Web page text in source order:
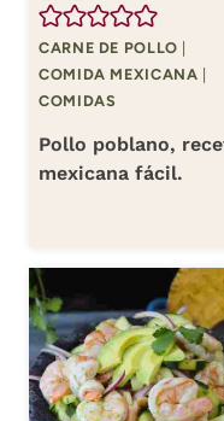
CARNE DE POLLO
COMIDA MEXICANA
COMIDAS
Pollo poblano,
mexicana fácil.